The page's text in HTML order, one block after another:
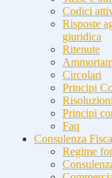
Codici
Risposte
giuridica
Ritenute
Circolari
Principi
Risoluzioni
Principi
Faq
Consulenza
Regime